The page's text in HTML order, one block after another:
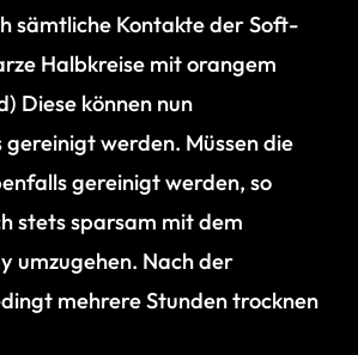
sämtliche Kontakte der Soft-
Halbkreise mit orangem
Diese können nun
werden. Müssen die
gereinigt werden, so
stets sparsam mit dem
umzugehen. Nach der
mehrere Stunden trocknen